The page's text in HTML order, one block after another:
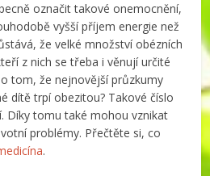
označit takové onemocnění,
vyšší příjem energie než
že velké množství obézních
z nich se třeba i věnují určité
tom, že nejnovější průzkumy
dítě trpí obezitou? Takové číslo
Díky tomu také mohou vznikat
problémy. Přečtěte si, co
.